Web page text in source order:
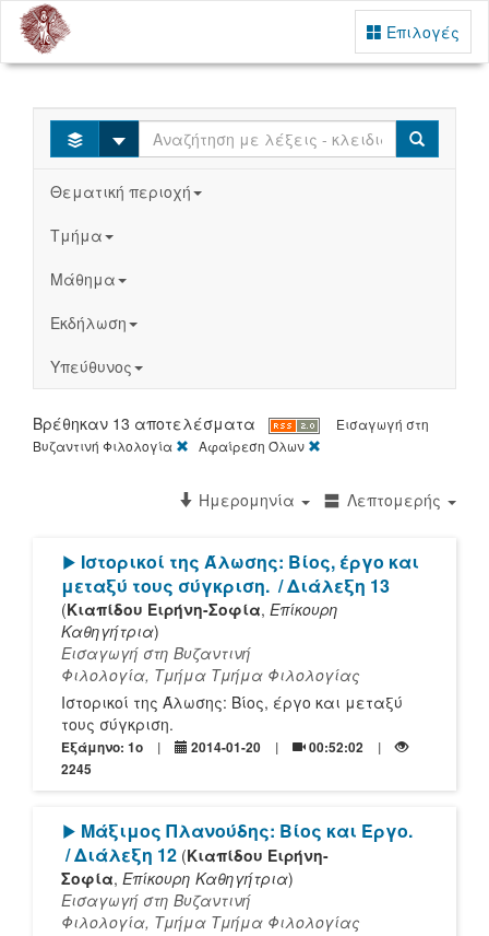
Επιλογές
Select Search
Θεματική περιοχή
Τμήμα
Μάθημα
Εκδήλωση
Υπεύθυνος
Βρέθηκαν 13 αποτελέσματα
Εισαγωγή στη
Βυζαντινή Φιλολογία
[X]Αφαίρεση Όλων
Λεπτομερής
Ημερομηνία
[Play]
Ιστορικοί της Άλωσης: Βίος, έργο και
μεταξύ τους σύγκριση. / Διάλεξη 13
(Κιαπίδου Ειρήνη-Σοφία, Επίκουρη
Καθηγήτρια)
Εισαγωγή στη Βυζαντινή
Φιλολογία, Τμήμα Τμήμα Φιλολογίας
Ιστορικοί της Άλωσης: Βίος, έργο και μεταξύ
τους σύγκριση.
Εξάμηνο: 1o 2014-01-20
00:52:02
2245
[Play]
Μάξιμος Πλανούδης: Βίος και Έργο.
/ Διάλεξη 12 (Κιαπίδου Ειρήνη-
Σοφία, Επίκουρη Καθηγήτρια)
Εισαγωγή στη Βυζαντινή
Φιλολογία, Τμήμα Τμήμα Φιλολογίας